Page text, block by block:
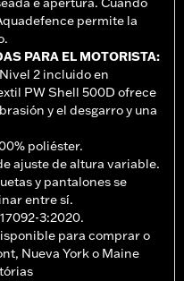
permite la
PARA EL MOTORISTA:
2 incluido en
PW Shell 500D ofrece
y el desgarro y una
poliéster.
ajuste de altura variable.
y pantalones se
entre sí.
3:2020.
para comprar o
Nueva York o Maine